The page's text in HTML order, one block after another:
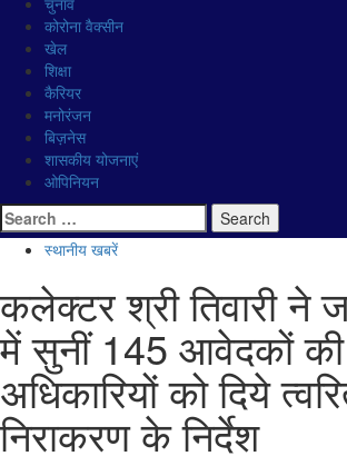
कोरोना वैक्सीन
खेल
शिक्षा
कैरियर
मनोरंजन
बिज़नेस
शासकीय योजनाएं
ओपिनियन
Search for:
स्थानीय खबरें
कलेक्‍टर श्री तिवारी ने
में सुनीं 145 आवेदकों
अधिकारियों को दिये
निराकरण के निर्देश